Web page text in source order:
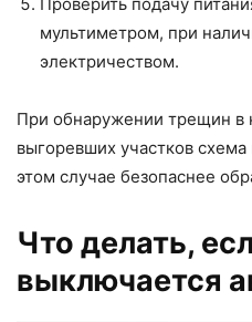
мультиметром, при
электричеством.
При обнаружении трещин в
выгоревших участков
этом случае безопаснее
Что делать,
выключается